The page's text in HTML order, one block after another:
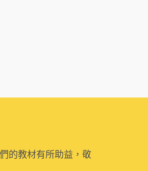
的教材有所助益，敬